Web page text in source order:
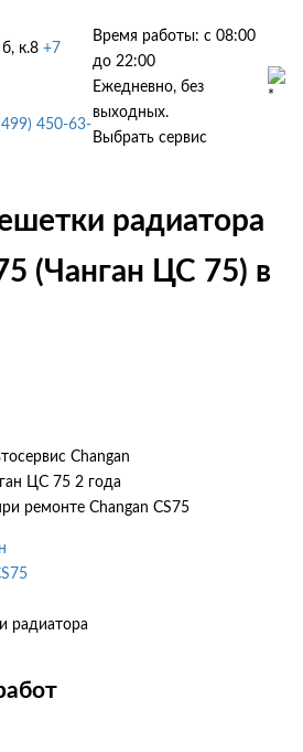
к.8 +7
450-63-
Время работы: с 08:00
до 22:00
Ежедневно, без
выходных.
Выбрать сервис
радиатора
(Чанган ЦС 75) в
Changan
ЦС 75 2 года
ремонте Changan CS75
радиатора